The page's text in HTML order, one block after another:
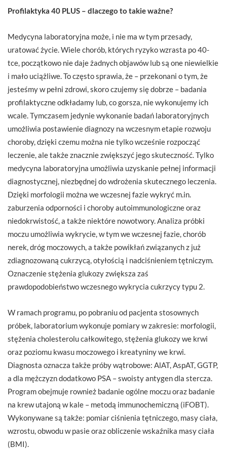
Profilaktyka 40 PLUS – dlaczego to takie ważne?
Medycyna laboratoryjna może, i nie ma w tym przesady,
uratować życie. Wiele chorób, których ryzyko wzrasta po 40-
tce, początkowo nie daje żadnych objawów lub są one niewielkie
i mało uciążliwe. To często sprawia, że – przekonani o tym, że
jesteśmy w pełni zdrowi, skoro czujemy się dobrze – badania
profilaktyczne odkładamy lub, co gorsza, nie wykonujemy ich
wcale. Tymczasem jedynie wykonanie badań laboratoryjnych
umożliwia postawienie diagnozy na wczesnym etapie rozwoju
choroby, dzięki czemu można nie tylko wcześnie rozpocząć
leczenie, ale także znacznie zwiększyć jego skuteczność. Tylko
medycyna laboratoryjna umożliwia uzyskanie pełnej informacji
diagnostycznej, niezbędnej do wdrożenia skutecznego leczenia.
Dzięki morfologii można we wczesnej fazie wykryć m.in.
zaburzenia odporności i choroby autoimmunologiczne oraz
niedokrwistość, a także niektóre nowotwory. Analiza próbki
moczu umożliwia wykrycie, w tym we wczesnej fazie, chorób
nerek, dróg moczowych, a także powikłań związanych z już
zdiagnozowaną cukrzycą, otyłością i nadciśnieniem tętniczym.
Oznaczenie stężenia glukozy zwiększa zaś
prawdopodobieństwo wczesnego wykrycia cukrzycy typu 2.
W ramach programu, po pobraniu od pacjenta stosownych
próbek, laboratorium wykonuje pomiary w zakresie: morfologii,
stężenia cholesterolu całkowitego, stężenia glukozy we krwi
oraz poziomu kwasu moczowego i kreatyniny we krwi.
Diagnosta oznacza także próby wątrobowe: AlAT, AspAT, GGTP,
a dla mężczyzn dodatkowo PSA – swoisty antygen dla stercza.
Program obejmuje rownież badanie ogólne moczu oraz badanie
na krew utajoną w kale – metodą immunochemiczną (iFOBT).
Wykonywane są także: pomiar ciśnienia tętniczego, masy ciała,
wzrostu, obwodu w pasie oraz obliczenie wskaźnika masy ciała
(BMI).